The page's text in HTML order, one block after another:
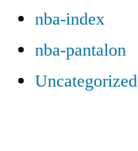
nba-index
nba-pantalon
Uncategorized